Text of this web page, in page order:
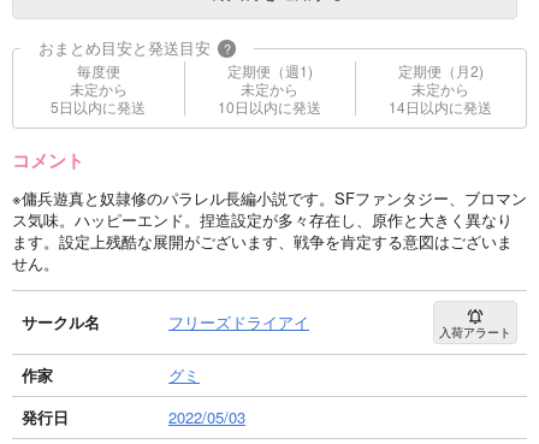
おまとめ目安と発送目安 ?
毎度便
未定から
5日以内に発送
定期便（週1)
未定から
10日以内に発送
定期便（月2)
未定から
14日以内に発送
コメント
※傭兵遊真と奴隷修のパラレル長編小説です。SFファンタジー、ブロマン
ス気味。ハッピーエンド。捏造設定が多々存在し、原作と大きく異なり
ます。設定上残酷な展開がございます、戦争を肯定する意図はございま
せん。
サークル名 フリーズドライアイ 入荷アラート
作家
グミ
発行日
2022/05/03